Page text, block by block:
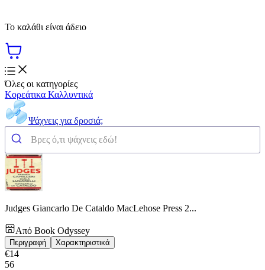
Το καλάθι είναι άδειο
Όλες οι κατηγορίες
Κορεάτικα Καλλυντικά
Ψάχνεις για δροσιά;
Judges Giancarlo De Cataldo MacLehose Press 2...
Από Book Odyssey
Περιγραφή Χαρακτηριστικά
€14
56